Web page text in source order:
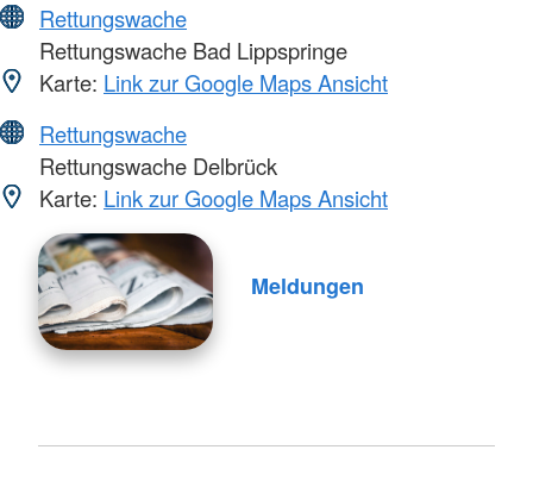
Rettungswache
Rettungswache Bad Lippspringe
Karte: Link zur Google Maps Ansicht
Rettungswache
Rettungswache Delbrück
Karte: Link zur Google Maps Ansicht
Meldungen